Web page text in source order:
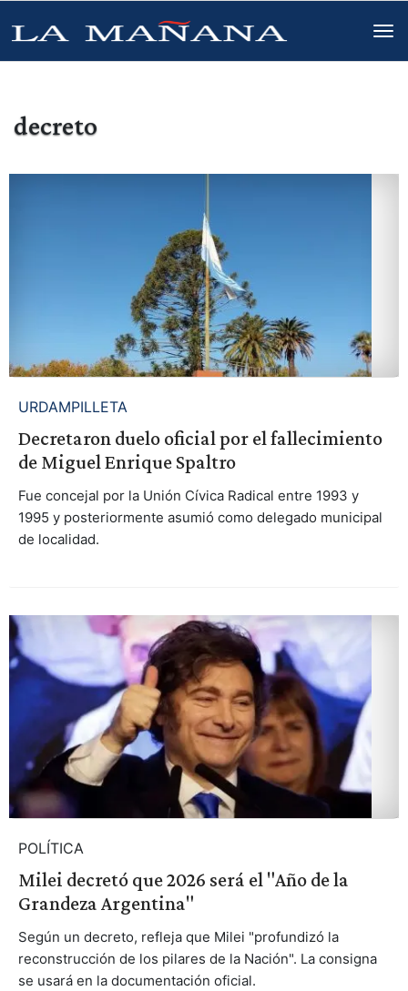
decreto
URDAMPILLETA
Decretaron duelo oficial por el fallecimiento
de Miguel Enrique Spaltro
Fue concejal por la Unión Cívica Radical entre 1993 y
1995 y posteriormente asumió como delegado municipal
de localidad.
POLÍTICA
Milei decretó que 2026 será el "Año de la
Grandeza Argentina"
Según un decreto, refleja que Milei "profundizó la
reconstrucción de los pilares de la Nación". La consigna
se usará en la documentación oficial.